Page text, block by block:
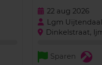
22 aug 2026
Lgm Uijtendaal
Dinkelstraat,
Sparen